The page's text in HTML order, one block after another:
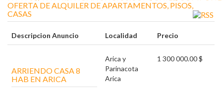
OFERTA DE ALQUILER DE APARTAMENTOS, PISOS,
CASAS
Descripcion Anuncio Localidad Precio
ARRIENDO CASA 8
HAB EN ARICA
Arica y
Parinacota
Arica
1 300 000.00 $